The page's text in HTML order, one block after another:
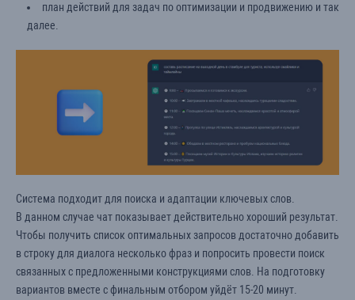
план действий для задач по оптимизации и продвижению и так
далее.
Система подходит для поиска и адаптации ключевых слов.
В данном случае чат показывает действительно хороший результат.
Чтобы получить список оптимальных запросов достаточно добавить
в строку для диалога несколько фраз и попросить провести поиск
связанных с предложенными конструкциями слов. На подготовку
вариантов вместе с финальным отбором уйдёт 15-20 минут.
ЛАЙФХАКИ И НОВОСТИ ИНТЕРНЕТ-
МАРКЕТИНГА
Подписывайтесь на наш телеграм
Подписаться
Заказать обратный звонок
Имя *
10-12
мы не сможем персонализировать для вас рекламу, скидки
и иные маркетинговые предложения. Также отмена cookie
может повлиять на работоспособность сайта.
Отклонить ПРИНЯТЬ